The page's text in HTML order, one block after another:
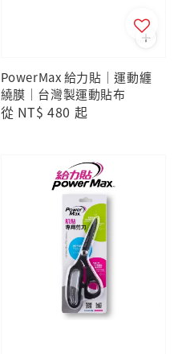
PowerMax 給力貼｜運動纏
繞膜｜台灣製運動貼布
Regular
從 NT$ 480 起